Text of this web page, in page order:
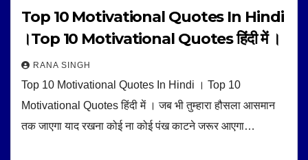
Top 10 Motivational Quotes In Hindi
।Top 10 Motivational Quotes हिंदी में ।
RANA SINGH
Top 10 Motivational Quotes In Hindi । Top 10
Motivational Quotes हिंदी में । जब भी तुम्हारा हौसला आसमान
तक जाएगा याद रखना कोई ना कोई पंख काटने जरूर आएगा…